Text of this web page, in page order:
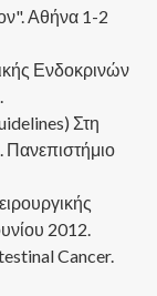
Αθήνα 1-2
Ενδοκρινών
Στη
Πανεπιστήμιο
2012.
Cancer.